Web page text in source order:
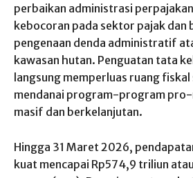
perbaikan administrasi
kebocoran pada sektor pajak dan
pengenaan denda administratif
kawasan hutan. Penguatan tata
langsung memperluas ruang
mendanai program-program
masif dan berkelanjutan.
Hingga 31 Maret 2026,
kuat mencapai Rp574,9 triliun